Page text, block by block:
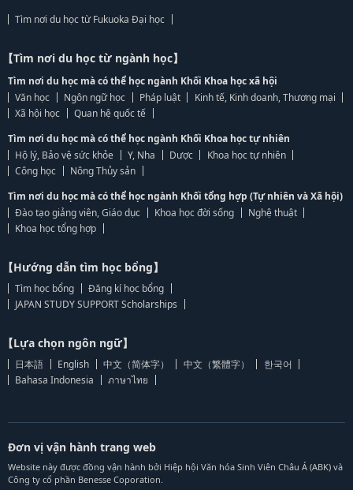
Tìm nơi du học từ Fukuoka Đại học
【Tìm nơi du học từ ngành học】
Tìm nơi du học mà có thể học ngành Khối Khoa học xã hội
Văn học
Ngôn ngữ học Pháp luật
Kinh tế, Kinh doanh, Thương mại
Xã hội học
Quan hệ quốc tế
Tìm nơi du học mà có thể học ngành Khối Khoa học tự nhiên
Hộ lý, Bảo vệ sức khỏe
Y, Nha Dược
Khoa học tự nhiên
Công học
Nông Thủy sản
Tìm nơi du học mà có thể học ngành Khối tổng hợp (Tự nhiên và Xã hội)
Đào tạo giảng viên, Giáo dục
Khoa học đời sống
Nghệ thuật
Khoa học tổng hợp
【Hướng dẫn tìm học bổng】
Tìm học bổng
Đăng kí học bổng
JAPAN STUDY SUPPORT Scholarships
【Lựa chọn ngôn ngữ】
日本語 English 中文（简体字） 中文（繁體字）
한국어
Bahasa Indonesia
ภาษาไทย
Đơn vị vận hành trang web
Website này được đồng vận hành bởi Hiệp hội Văn hóa Sinh Viên Châu Á (ABK) và
Công ty cổ phần Benesse Coporation.